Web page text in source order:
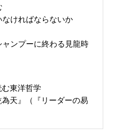
ければならないか
ンプーに終わる見龍時
東洋哲学
天』（『リーダーの易